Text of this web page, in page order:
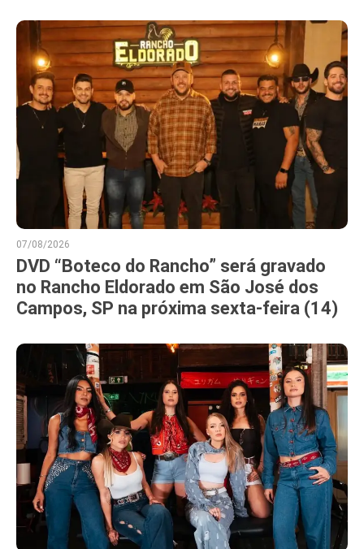
07/08/2026
DVD “Boteco do Rancho” será gravado
no Rancho Eldorado em São José dos
Campos, SP na próxima sexta-feira (14)